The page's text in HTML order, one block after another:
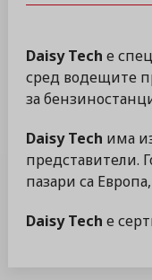
Daisy Tech е
сред водещите
за
Daisy Tech има
представители.
пазари са
Daisy Tech е